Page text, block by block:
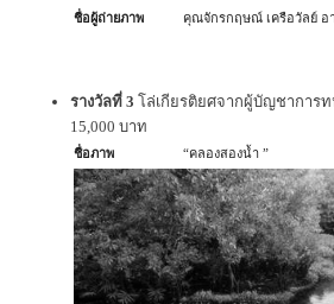
ชื่อผู้ถ่ายภาพ
คุณจักรกฤษณ์ เครือวัลย์ อ
รางวัลที่ 3 โล่เกียรติยศจากผู้บัญชาการท
15,000 บาท
ชื่อภาพ “คลองสองน้ำ ”